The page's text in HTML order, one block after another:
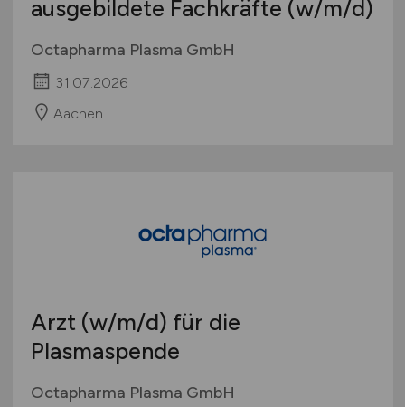
ausgebildete Fachkräfte (w/m/d)
Octapharma Plasma GmbH
31.07.2026
Aachen
Arzt (w/m/d) für die
Plasmaspende
Octapharma Plasma GmbH